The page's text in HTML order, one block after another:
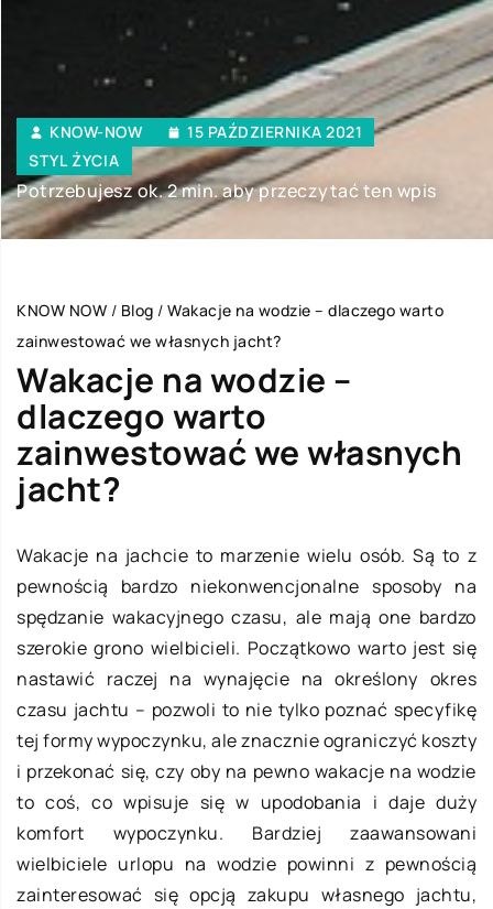
KNOW-NOW
15 PAŹDZIERNIKA 2021
STYL ŻYCIA
Potrzebujesz ok. 2 min. aby przeczytać ten wpis
KNOW NOW / Blog / Wakacje na wodzie – dlaczego warto
zainwestować we własnych jacht?
Wakacje na wodzie –
dlaczego warto
zainwestować we własnych
jacht?
Wakacje na jachcie to marzenie wielu osób. Są to z
pewnością bardzo niekonwencjonalne sposoby na
spędzanie wakacyjnego czasu, ale mają one bardzo
szerokie grono wielbicieli. Początkowo warto jest się
nastawić raczej na wynajęcie na określony okres
czasu jachtu – pozwoli to nie tylko poznać specyfikę
tej formy wypoczynku, ale znacznie ograniczyć koszty
i przekonać się, czy oby na pewno wakacje na wodzie
to coś, co wpisuje się w upodobania i daje duży
komfort wypoczynku. Bardziej zaawansowani
wielbiciele urlopu na wodzie powinni z pewnością
zainteresować się opcją zakupu własnego jachtu,